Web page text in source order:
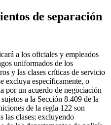
de separación
a los oficiales y empleados
uniformados de los
y las clases críticas de servicio
excluya específicamente, o
por un acuerdo de negociación
a la Sección 8.409 de la
de la regla 122 son
las clases; excluyendo